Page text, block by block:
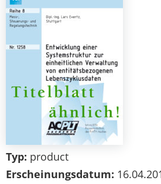
Typ: product
Erscheinungsdatum: